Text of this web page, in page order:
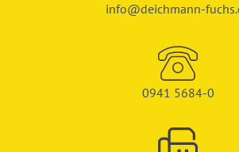
info@deichmann-
0941 5684-0